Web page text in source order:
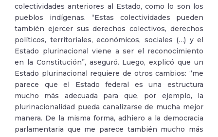
colectividades anteriores al Estado, como lo son los
pueblos indígenas. “Estas colectividades pueden
también ejercer sus derechos colectivos, derechos
políticos, territoriales, económicos, sociales (…) y el
Estado plurinacional viene a ser el reconocimiento
en la Constitución”, aseguró. Luego, explicó que un
Estado plurinacional requiere de otros cambios: “me
parece que el Estado federal es una estructura
mucho más adecuada para que, por ejemplo, la
plurinacionalidad pueda canalizarse de mucha mejor
manera. De la misma forma, adhiero a la democracia
parlamentaria que me parece también mucho más